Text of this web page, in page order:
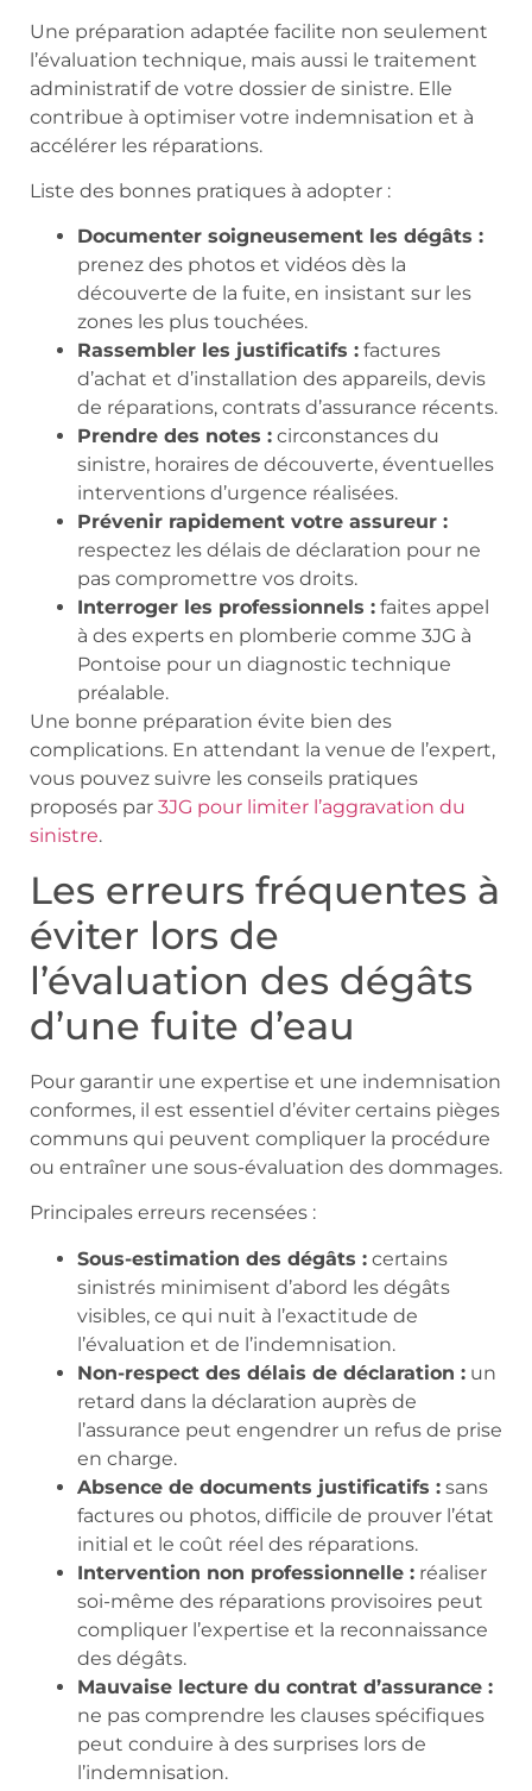
Une préparation adaptée facilite non seulement
l’évaluation technique, mais aussi le traitement
administratif de votre dossier de sinistre. Elle
contribue à optimiser votre indemnisation et à
accélérer les réparations.
Liste des bonnes pratiques à adopter :
Documenter soigneusement les dégâts :
prenez des photos et vidéos dès la
découverte de la fuite, en insistant sur les
zones les plus touchées.
Rassembler les justificatifs : factures
d’achat et d’installation des appareils, devis
de réparations, contrats d’assurance récents.
Prendre des notes : circonstances du
sinistre, horaires de découverte, éventuelles
interventions d’urgence réalisées.
Prévenir rapidement votre assureur :
respectez les délais de déclaration pour ne
pas compromettre vos droits.
Interroger les professionnels : faites appel
à des experts en plomberie comme 3JG à
Pontoise pour un diagnostic technique
préalable.
Une bonne préparation évite bien des
complications. En attendant la venue de l’expert,
vous pouvez suivre les conseils pratiques
proposés par 3JG pour limiter l’aggravation du
sinistre.
Les erreurs fréquentes à
éviter lors de
l’évaluation des dégâts
d’une fuite d’eau
Pour garantir une expertise et une indemnisation
conformes, il est essentiel d’éviter certains pièges
communs qui peuvent compliquer la procédure
ou entraîner une sous-évaluation des dommages.
Principales erreurs recensées :
Sous-estimation des dégâts : certains
sinistrés minimisent d’abord les dégâts
visibles, ce qui nuit à l’exactitude de
l’évaluation et de l’indemnisation.
Non-respect des délais de déclaration : un
retard dans la déclaration auprès de
l’assurance peut engendrer un refus de prise
en charge.
Absence de documents justificatifs : sans
factures ou photos, difficile de prouver l’état
initial et le coût réel des réparations.
Intervention non professionnelle : réaliser
soi-même des réparations provisoires peut
compliquer l’expertise et la reconnaissance
des dégâts.
Mauvaise lecture du contrat d’assurance :
ne pas comprendre les clauses spécifiques
peut conduire à des surprises lors de
l’indemnisation.